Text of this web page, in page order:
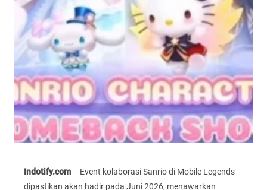
Indotify.com – Event kolaborasi Sanrio di Mobile Legends
dipastikan akan hadir pada Juni 2026, menawarkan